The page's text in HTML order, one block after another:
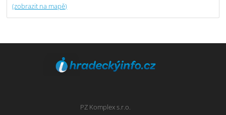
(zobrazit na mapě)
PZ Komplex s.r.o.